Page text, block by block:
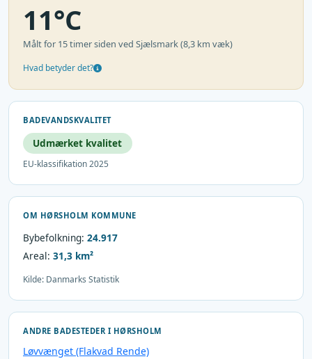
11°C
Målt for 15 timer siden ved Sjælsmark (8,3 km væk)
Hvad betyder det?
BADEVANDSKVALITET
Udmærket kvalitet
EU-klassifikation 2025
OM HØRSHOLM KOMMUNE
Bybefolkning: 24.917
Areal: 31,3 km²
Kilde: Danmarks Statistik
ANDRE BADESTEDER I HØRSHOLM
Løvvænget (Flakvad Rende)